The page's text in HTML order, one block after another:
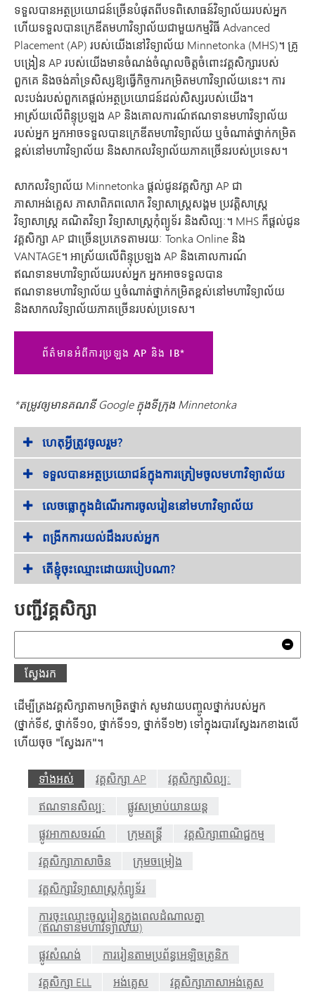
ទទួលបានអត្ថប្រយោជន៍ច្រើនបំផុតពីបទពិសោធន៍វិទ្យាល័យរបស់អ្នក
ហើយទទួលបានក្រេឌីតមហាវិទ្យាល័យជាមួយកម្មវិធី Advanced
Placement (AP) របស់យើងនៅវិទ្យាល័យ Minnetonka (MHS)។ គ្រូ
បង្រៀន AP របស់យើងមានចំណង់ចំណូលចិត្តចំពោះវគ្គសិក្សារបស់
ពួកគេ និងចង់គាំទ្រសិស្សឱ្យធ្វើកិច្ចការកម្រិតមហាវិទ្យាល័យនេះ។ ការ
លះបង់របស់ពួកគេផ្តល់អត្ថប្រយោជន៍ដល់សិស្សរបស់យើង។
អាស្រ័យលើពិន្ទុប្រឡង AP និងគោលការណ៍ឥណទានមហាវិទ្យាល័យ
របស់អ្នក អ្នកអាចទទួលបានក្រេឌីតមហាវិទ្យាល័យ ឬចំណាត់ថ្នាក់កម្រិត
ខ្ពស់នៅមហាវិទ្យាល័យ និងសាកលវិទ្យាល័យភាគច្រើនរបស់ប្រទេស។
សាកលវិទ្យាល័យ Minnetonka ផ្តល់ជូនវគ្គសិក្សា AP ជា
ភាសាអង់គ្លេស ភាសាពិភពលោក វិទ្យាសាស្ត្រសង្គម ប្រវត្តិសាស្ត្រ
វិទ្យាសាស្ត្រ គណិតវិទ្យា វិទ្យាសាស្ត្រកុំព្យូទ័រ និងសិល្បៈ។ MHS ក៏ផ្តល់ជូន
វគ្គសិក្សា AP ជាច្រើនប្រភេទតាមរយៈ Tonka Online និង
VANTAGE។ អាស្រ័យលើពិន្ទុប្រឡង AP និងគោលការណ៍
ឥណទានមហាវិទ្យាល័យរបស់អ្នក អ្នកអាចទទួលបាន
ឥណទានមហាវិទ្យាល័យ ឬចំណាត់ថ្នាក់កម្រិតខ្ពស់នៅមហាវិទ្យាល័យ
និងសាកលវិទ្យាល័យភាគច្រើនរបស់ប្រទេស។
ព័ត៌មានអំពីការប្រឡង AP និង IB*
*តម្រូវឲ្យមានគណនី Google ក្នុងទីក្រុង Minnetonka
ហេតុអ្វីត្រូវចូលរួម?
ទទួលបានអត្ថប្រយោជន៍ក្នុងការត្រៀមចូលមហាវិទ្យាល័យ
លេចធ្លោក្នុងដំណើរការចូលរៀននៅមហាវិទ្យាល័យ
ពង្រីកការយល់ដឹងរបស់អ្នក
តើខ្ញុំចុះឈ្មោះដោយរបៀបណា?
បញ្ជីវគ្គសិក្សា
ស្វែងរក
ដើម្បីត្រងវគ្គសិក្សាតាមកម្រិតថ្នាក់ សូមវាយបញ្ចូលថ្នាក់របស់អ្នក
(ថ្នាក់ទី៩, ថ្នាក់ទី១០, ថ្នាក់ទី១១, ថ្នាក់ទី១២) ទៅក្នុងរបារស្វែងរកខាងលើ
ហើយចុច "ស្វែងរក"។
ទាំងអស់ វគ្គសិក្សា AP
វគ្គសិក្សាសិល្បៈ
ឥណទានសិល្បៈ
ផ្លូវ​សម្រាប់​យានយន្ត
ផ្លូវអាកាសចរណ៍
ក្រុមតន្រ្តី
វគ្គសិក្សាពាណិជ្ជកម្ម
វគ្គសិក្សាភាសាចិន
ក្រុមចម្រៀង
វគ្គសិក្សាវិទ្យាសាស្ត្រកុំព្យូទ័រ
ការចុះឈ្មោះចូលរៀនក្នុងពេលដំណាលគ្នា
(ឥណទានមហាវិទ្យាល័យ)
ផ្លូវសំណង់
ការរៀនតាមប្រព័ន្ធអេឡិចត្រូនិក
វគ្គសិក្សា ELL
អង់គ្លេស
វគ្គសិក្សាភាសាអង់គ្លេស